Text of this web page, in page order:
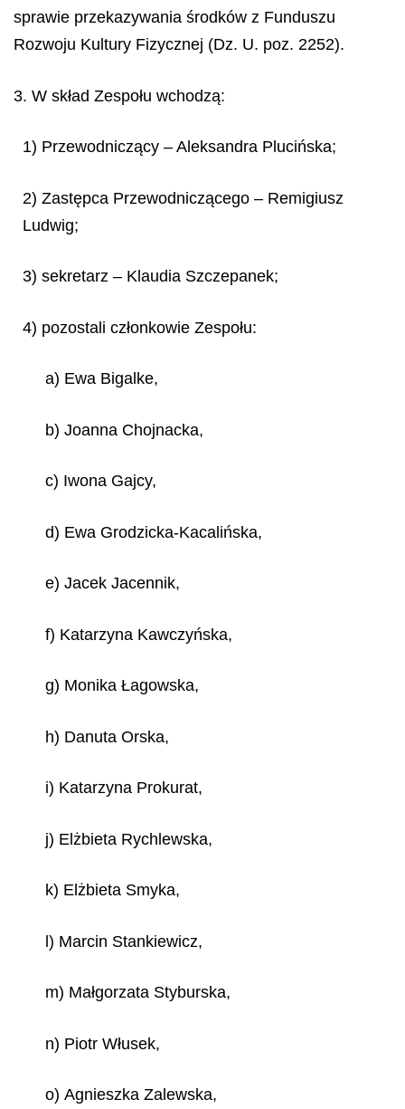
sprawie przekazywania środków z Funduszu
Rozwoju Kultury Fizycznej (Dz. U. poz. 2252).
3. W skład Zespołu wchodzą:
1) Przewodniczący – Aleksandra Plucińska;
2) Zastępca Przewodniczącego – Remigiusz
Ludwig;
3) sekretarz – Klaudia Szczepanek;
4) pozostali członkowie Zespołu:
a) Ewa Bigalke,
b) Joanna Chojnacka,
c) Iwona Gajcy,
d) Ewa Grodzicka-Kacalińska,
e) Jacek Jacennik,
f) Katarzyna Kawczyńska,
g) Monika Łagowska,
h) Danuta Orska,
i) Katarzyna Prokurat,
j) Elżbieta Rychlewska,
k) Elżbieta Smyka,
l) Marcin Stankiewicz,
m) Małgorzata Styburska,
n) Piotr Włusek,
o) Agnieszka Zalewska,